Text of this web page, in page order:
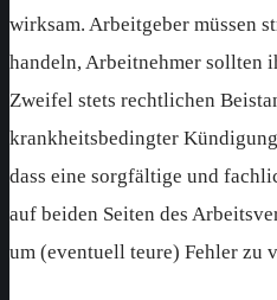
wirksam. Arbeitgeber müssen
handeln, Arbeitnehmer sollten
Zweifel stets rechtlichen
krankheitsbedingter
dass eine sorgfältige und
auf beiden Seiten des
um (eventuell teure) Fehler zu